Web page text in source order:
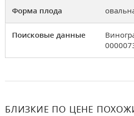
Форма плода
Поисковые данные
БЛИЗКИЕ ПО ЦЕНЕ